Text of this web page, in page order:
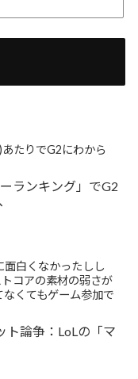
たりでG2にわから
ランキング」でG2
面白くなかったしし
コアの素材の弱さが
くてもゲーム参加で
ト論争：LoLの「マ